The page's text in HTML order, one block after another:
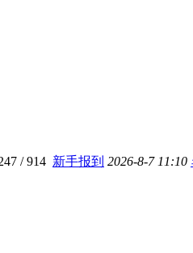
/ 914 新手报到 2026-8-7 11:10